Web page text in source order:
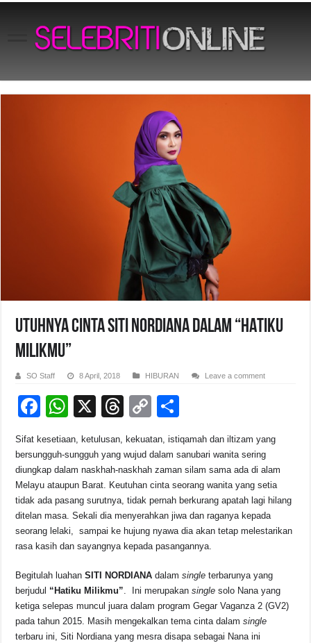
UTUHNYA CINTA SITI NORDIANA DALAM “HATIKU
MILIKMU”
SO Staff 8 April, 2018 HIBURAN Leave a comment
F
c
e
b
o
o
W
at
s
A
p
p
X
T
e
a
d
s
C
p
y
Li
n
k
ar
e
Sifat kesetiaan, ketulusan, kekuatan, istiqamah dan iltizam yang
bersungguh-sungguh yang wujud dalam sanubari wanita sering
diungkap dalam naskhah-naskhah zaman silam sama ada di alam
Melayu ataupun Barat. Keutuhan cinta seorang wanita yang setia
tidak ada pasang surutnya, tidak pernah berkurang apatah lagi hilang
ditelan masa. Sekali dia menyerahkan jiwa dan raganya kepada
seorang lelaki, sampai ke hujung nyawa dia akan tetap melestarikan
rasa kasih dan sayangnya kepada pasangannya.
Begitulah luahan SITI NORDIANAdalamsingle terbarunya yang
berjudul “Hatiku Milikmu”. Ini merupakansingle solo Nana yang
ketiga selepas muncul juara dalam program Gegar Vaganza 2 (GV2)
pada tahun 2015. Masih mengekalkan tema cinta dalamsingle
terbaru ini, Siti Nordiana yang mesra disapa sebagai Nana ini